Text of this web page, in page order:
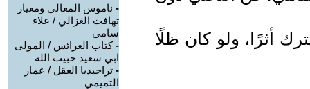
أثرًا، ولو كان ظلًا
- ناموس المعالي ومعيار
تهافت الغزالي / علاء
سامي
-كتاب العرائس / المولى
ابي سعيد حبيب الله
- تراجيديا العقل / عمار
التميمي